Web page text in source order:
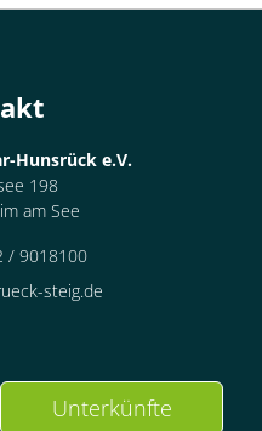
Hunsrück e.V.
198
am See
/ 9018100
steig.de
Unterkünfte